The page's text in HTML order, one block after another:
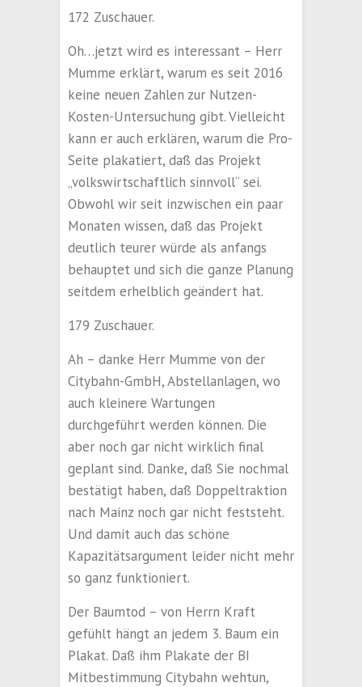
172 Zuschauer.
Oh…jetzt wird es interessant – Herr
Mumme erklärt, warum es seit 2016
keine neuen Zahlen zur Nutzen-
Kosten-Untersuchung gibt. Vielleicht
kann er auch erklären, warum die Pro-
Seite plakatiert, daß das Projekt
„volkswirtschaftlich sinnvoll“ sei.
Obwohl wir seit inzwischen ein paar
Monaten wissen, daß das Projekt
deutlich teurer würde als anfangs
behauptet und sich die ganze Planung
seitdem erhelblich geändert hat.
179 Zuschauer.
Ah – danke Herr Mumme von der
Citybahn-GmbH, Abstellanlagen, wo
auch kleinere Wartungen
durchgeführt werden können. Die
aber noch gar nicht wirklich final
geplant sind. Danke, daß Sie nochmal
bestätigt haben, daß Doppeltraktion
nach Mainz noch gar nicht feststeht.
Und damit auch das schöne
Kapazitätsargument leider nicht mehr
so ganz funktioniert.
Der Baumtod – von Herrn Kraft
gefühlt hängt an jedem 3. Baum ein
Plakat. Daß ihm Plakate der BI
Mitbestimmung Citybahn wehtun,